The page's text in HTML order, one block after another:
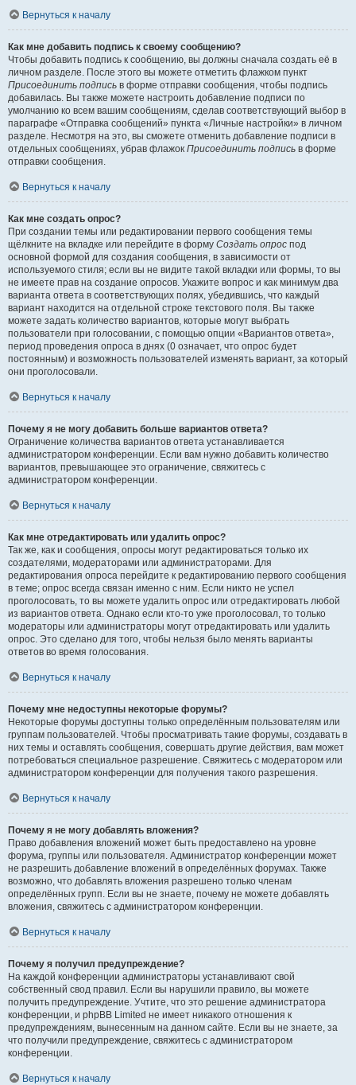
Вернуться к началу
Как мне добавить подпись к своему сообщению?
Чтобы добавить подпись к сообщению, вы должны сначала создать её в
личном разделе. После этого вы можете отметить флажком пункт
Присоединить подпись в форме отправки сообщения, чтобы подпись
добавилась. Вы также можете настроить добавление подписи по
умолчанию ко всем вашим сообщениям, сделав соответствующий выбор в
параграфе «Отправка сообщений» пункта «Личные настройки» в личном
разделе. Несмотря на это, вы сможете отменить добавление подписи в
отдельных сообщениях, убрав флажок Присоединить подпись в форме
отправки сообщения.
Вернуться к началу
Как мне создать опрос?
При создании темы или редактировании первого сообщения темы
щёлкните на вкладке или перейдите в форму Создать опрос под
основной формой для создания сообщения, в зависимости от
используемого стиля; если вы не видите такой вкладки или формы, то вы
не имеете прав на создание опросов. Укажите вопрос и как минимум два
варианта ответа в соответствующих полях, убедившись, что каждый
вариант находится на отдельной строке текстового поля. Вы также
можете задать количество вариантов, которые могут выбрать
пользователи при голосовании, с помощью опции «Вариантов ответа»,
период проведения опроса в днях (0 означает, что опрос будет
постоянным) и возможность пользователей изменять вариант, за который
они проголосовали.
Вернуться к началу
Почему я не могу добавить больше вариантов ответа?
Ограничение количества вариантов ответа устанавливается
администратором конференции. Если вам нужно добавить количество
вариантов, превышающее это ограничение, свяжитесь с
администратором конференции.
Вернуться к началу
Как мне отредактировать или удалить опрос?
Так же, как и сообщения, опросы могут редактироваться только их
создателями, модераторами или администраторами. Для
редактирования опроса перейдите к редактированию первого сообщения
в теме; опрос всегда связан именно с ним. Если никто не успел
проголосовать, то вы можете удалить опрос или отредактировать любой
из вариантов ответа. Однако если кто-то уже проголосовал, то только
модераторы или администраторы могут отредактировать или удалить
опрос. Это сделано для того, чтобы нельзя было менять варианты
ответов во время голосования.
Вернуться к началу
Почему мне недоступны некоторые форумы?
Некоторые форумы доступны только определённым пользователям или
группам пользователей. Чтобы просматривать такие форумы, создавать в
них темы и оставлять сообщения, совершать другие действия, вам может
потребоваться специальное разрешение. Свяжитесь с модератором или
администратором конференции для получения такого разрешения.
Вернуться к началу
Почему я не могу добавлять вложения?
Право добавления вложений может быть предоставлено на уровне
форума, группы или пользователя. Администратор конференции может
не разрешить добавление вложений в определённых форумах. Также
возможно, что добавлять вложения разрешено только членам
определённых групп. Если вы не знаете, почему не можете добавлять
вложения, свяжитесь с администратором конференции.
Вернуться к началу
Почему я получил предупреждение?
На каждой конференции администраторы устанавливают свой
собственный свод правил. Если вы нарушили правило, вы можете
получить предупреждение. Учтите, что это решение администратора
конференции, и phpBB Limited не имеет никакого отношения к
предупреждениям, вынесенным на данном сайте. Если вы не знаете, за
что получили предупреждение, свяжитесь с администратором
конференции.
Вернуться к началу